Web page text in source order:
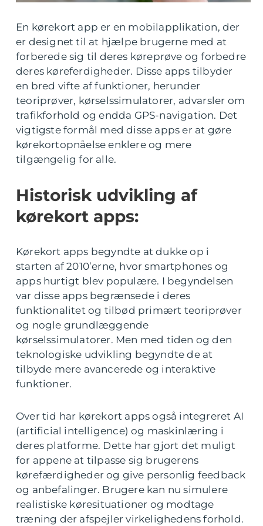
En kørekort app er en mobilapplikation, der
er designet til at hjælpe brugerne med at
forberede sig til deres køreprøve og forbedre
deres køreferdigheder. Disse apps tilbyder
en bred vifte af funktioner, herunder
teoriprøver, kørselssimulatorer, advarsler om
trafikforhold og endda GPS-navigation. Det
vigtigste formål med disse apps er at gøre
kørekortopnåelse enklere og mere
tilgængelig for alle.
Historisk udvikling af
kørekort apps:
Kørekort apps begyndte at dukke op i
starten af 2010’erne, hvor smartphones og
apps hurtigt blev populære. I begyndelsen
var disse apps begrænsede i deres
funktionalitet og tilbød primært teoriprøver
og nogle grundlæggende
kørselssimulatorer. Men med tiden og den
teknologiske udvikling begyndte de at
tilbyde mere avancerede og interaktive
funktioner.
Over tid har kørekort apps også integreret AI
(artificial intelligence) og maskinlæring i
deres platforme. Dette har gjort det muligt
for appene at tilpasse sig brugerens
kørefærdigheder og give personlig feedback
og anbefalinger. Brugere kan nu simulere
realistiske køresituationer og modtage
træning der afspejler virkelighedens forhold.